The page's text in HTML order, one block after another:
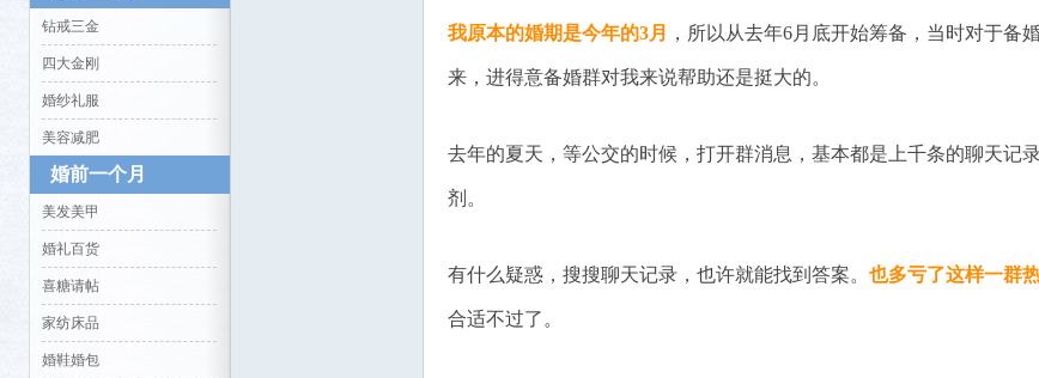
钻戒三金
四大金刚
婚纱礼服
美容减肥
婚前一个月
美发美甲
婚礼百货
喜糖请帖
家纺床品
婚鞋婚包
我原本的婚期是今年的3月 ，所以从去年6月底开始筹备，当时对于备
来，进得意备婚群对我来说帮助还是挺大的。
去年的夏天，等公交的时候，打开群消息，基本都是上千条的聊天记
剂。
有什么疑惑，搜搜聊天记录，也许就能找到答案。 也多亏了这样一群
合适不过了。